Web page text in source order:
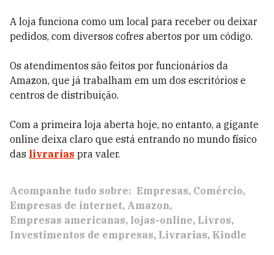
A loja funciona como um local para receber ou deixar
pedidos, com diversos cofres abertos por um código.
Os atendimentos são feitos por funcionários da
Amazon, que já trabalham em um dos escritórios e
centros de distribuição.
Com a primeira loja aberta hoje, no entanto, a gigante
online deixa claro que está entrando no mundo físico
das livrarias pra valer.
Acompanhe tudo sobre: Empresas Comércio
Empresas de internet Amazon
Empresas americanas lojas-online Livros
Investimentos de empresas Livrarias Kindle